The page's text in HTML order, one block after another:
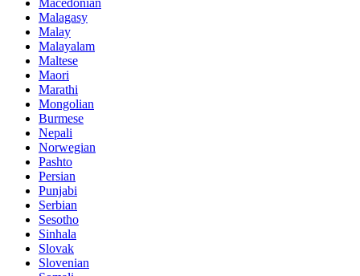
Malagasy
Malay
Malayalam
Maltese
Maori
Marathi
Mongolian
Burmese
Nepali
Norwegian
Pashto
Persian
Punjabi
Serbian
Sesotho
Sinhala
Slovak
Slovenian